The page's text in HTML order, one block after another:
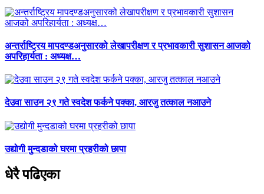
अन्तर्राष्ट्रिय मापदण्डअनुसारको लेखापरीक्षण र प्रभावकारी सुशासन आजको
अपरिहार्यता : अध्यक्ष…
देउवा साउन २९ गते स्वदेश फर्कने पक्का, आरजु तत्काल नआउने
उद्योगी मुन्दडाको घरमा प्रहरीको छापा
धेरै पढिएका